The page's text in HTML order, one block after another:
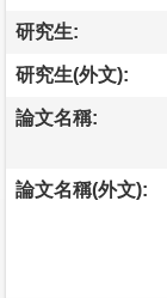
研究生:
研究生(外文):
論文名稱:
論文名稱(外文):